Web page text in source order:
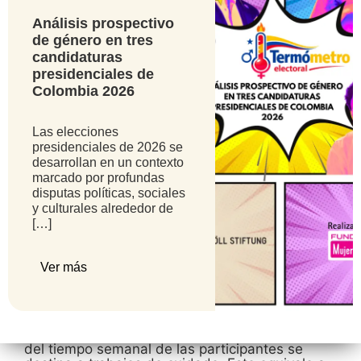
Análisis prospectivo
de género en tres
candidaturas
presidenciales de
Colombia 2026
Las elecciones
presidenciales de 2026 se
desarrollan en un contexto
marcado por profundas
disputas políticas, sociales
y culturales alrededor de
[…]
Ver más
pertenece a colectividades con enfoque en
derechos, ambientales o de género.
son jefas de hogar.
69 %
Edad:20 a 59 años. Grupo etario más
representado: 40 y 59 años.
Tiempo dedicado al cuidado
del tiempo semanal de las participantes se
%